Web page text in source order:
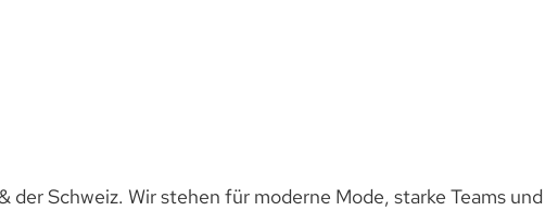
Schweiz. Wir stehen für moderne Mode, starke Teams und